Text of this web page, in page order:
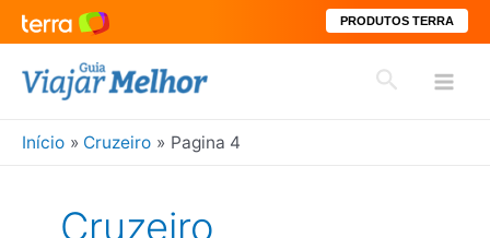
PRODUTOS TERRA
para
conteúdo
Pesquisar
Início Cruzeiro Pagina 4
Cruzeiro